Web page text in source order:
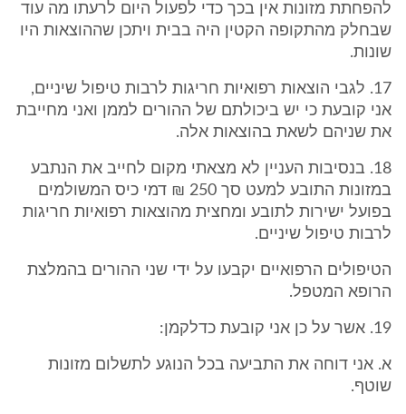
להפחתת מזונות אין בכך כדי לפעול היום לרעתו מה עוד
שבחלק מהתקופה הקטין היה בבית ויתכן שההוצאות היו
שונות.
17. לגבי הוצאות רפואיות חריגות לרבות טיפול שיניים,
אני קובעת כי יש ביכולתם של ההורים לממן ואני מחייבת
את שניהם לשאת בהוצאות אלה.
18. בנסיבות העניין לא מצאתי מקום לחייב את הנתבע
במזונות התובע למעט סך 250 ₪ דמי כיס המשולמים
בפועל ישירות לתובע ומחצית מהוצאות רפואיות חריגות
לרבות טיפול שיניים.
הטיפולים הרפואיים יקבעו על ידי שני ההורים בהמלצת
הרופא המטפל.
19. אשר על כן אני קובעת כדלקמן:
א. אני דוחה את התביעה בכל הנוגע לתשלום מזונות
שוטף.